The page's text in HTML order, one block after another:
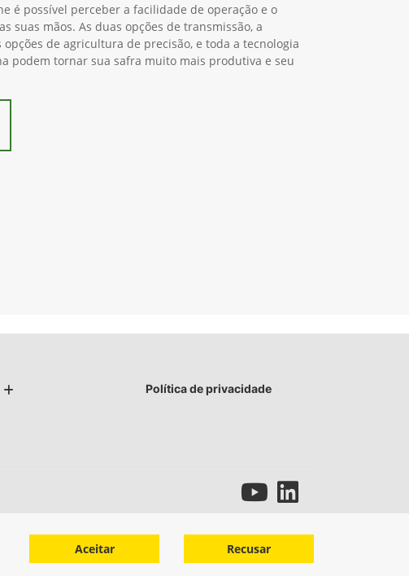
é possível perceber a facilidade de operação e o
suas mãos. As duas opções de transmissão, a
de agricultura de precisão, e toda a tecnologia
podem tornar sua safra muito mais produtiva e seu
Política de privacidade
Aceitar Recusar